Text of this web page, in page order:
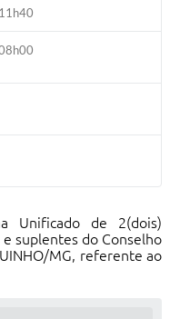
Unificado de 2(dois)
suplentes do Conselho
MG, referente ao